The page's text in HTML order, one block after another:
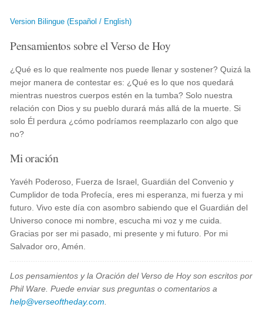
Version Bilingue (Español / English)
Pensamientos sobre el Verso de Hoy
¿Qué es lo que realmente nos puede llenar y sostener? Quizá la
mejor manera de contestar es: ¿Qué es lo que nos quedará
mientras nuestros cuerpos estén en la tumba? Solo nuestra
relación con Dios y su pueblo durará más allá de la muerte. Si
solo Él perdura ¿cómo podríamos reemplazarlo con algo que
no?
Mi oración
Yavéh Poderoso, Fuerza de Israel, Guardián del Convenio y
Cumplidor de toda Profecía, eres mi esperanza, mi fuerza y mi
futuro. Vivo este día con asombro sabiendo que el Guardián del
Universo conoce mi nombre, escucha mi voz y me cuida.
Gracias por ser mi pasado, mi presente y mi futuro. Por mi
Salvador oro, Amén.
Los pensamientos y la Oración del Verso de Hoy son escritos por
Phil Ware. Puede enviar sus preguntas o comentarios a
help@verseoftheday.com